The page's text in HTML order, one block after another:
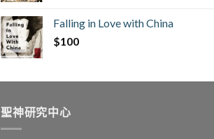
Falling in Love with China
$100
聖神研究中心